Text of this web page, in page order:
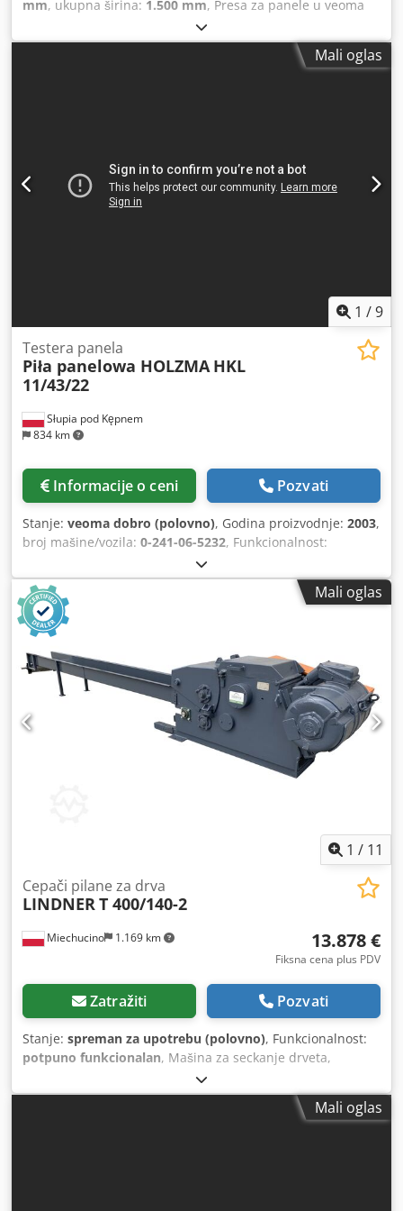
1830 do 1220 mm je minimalna dužina panela koji se
moraju poslati na poprečno sečenje. Automatski uređaj za
detekciju savijanja osovine sečiva u ugaonim implantatima
(geografska dužina i poprečno) koji se sastoji od senzora
dvostruki aligner sa pneumatskim cilindrima Dodatni
pokretni bočni aligner u poprečnoj ravni Glavni nož, maks.
prečnik mm, CV 15 Bodovanje nož, maks. prečnik mm, KV
klizaču (8 fiksnih hvataljki + 2 na poprečnom klizaču). Multi-
Pusher sistem) Crjdouc Idxepfx Agqjf Sistem sečenja za
mm, ukupna širina: 1.500 mm, Presa za panele u veoma
dobrom radnom stanju + finger jointing Grecon Codpfjt
Uduxsx Agqsrf
Mali oglas
1 /9
Słupia pod Kępnem
834 km
Testera panela
Piła panelowa HOLZMA HKL
11/43/22
Informacije o ceni Pozvati
Stanje: veoma dobro (polovno), Godina proizvodnje: 2003,
broj mašine/vozila: 0-241-06-5232, Funkcionalnost:
, radni sati:
(maks.):125 mm, širina sečenja (maks.):2.200 mm,
maksimalna dužina sečenja:
, Panelna testera
Holzma HKL11/43/22 Crjdpjxfvp Asfx Agqef Maksimalna
širina sečenja: 4300 mm Maksimalna dužina sečenja: 2200
mm Maksimalna visina sečenja: 125 mm Testera je u
stalnoj eksploataciji, pa je moguća demonstracija u radu.
Mašina će biti dostupna od 02/03/2026.
Mali oglas
1 / 11
Miechucino 1.169 km
Cepači pilane za drva
LINDNER T 400/140-2
13.878 €
Fiksna cena plus PDV
Zatražiti Pozvati
Stanje: spreman za upotrebu (polovno), Funkcionalnost:
potpuno funkcionalan, Mašina za seckanje drveta,
strugotina LINDNER tip T 400/140-2 – nakon tehničkog
pregleda – u veoma dobrom stanju – za tehnološke drvne
sječke Creder Ak Rgjpfx Agqsf TEHNIČKE KARAKTERISTIKE:
Mali oglas